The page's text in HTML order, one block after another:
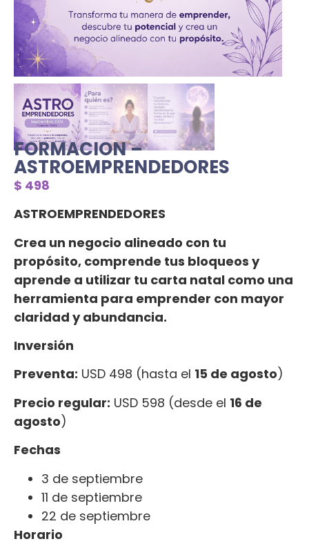
FORMACION –
ASTROEMPRENDEDORES
$ 498
ASTROEMPRENDEDORES
Crea un negocio alineado con tu
propósito, comprende tus bloqueos y
aprende a utilizar tu carta natal como una
herramienta para emprender con mayor
claridad y abundancia.
Inversión
Preventa: USD 498 (hasta el 15 de agosto)
Precio regular: USD 598 (desde el 16 de
agosto)
Fechas
3 de septiembre
11 de septiembre
22 de septiembre
Horario